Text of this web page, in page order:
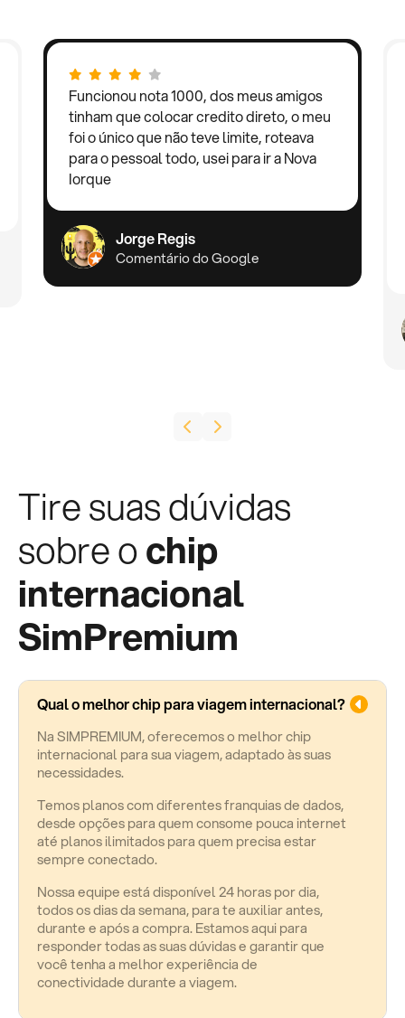
Funcionou nota 1000, dos meus amigos
tinham que colocar credito direto, o meu
foi o único que não teve limite, roteava
para o pessoal todo, usei para ir a Nova
Iorque
Jorge Regis
Comentário do Google
Tire suas dúvidas
sobre ochip
internacional
SimPremium
Qual o melhor chip para viagem internacional?
Na SIMPREMIUM, oferecemos o melhor chip
internacional para sua viagem, adaptado às suas
necessidades.
Temos planos com diferentes franquias de dados,
desde opções para quem consome pouca internet
até planos ilimitados para quem precisa estar
sempre conectado.
Nossa equipe está disponível 24 horas por dia,
todos os dias da semana, para te auxiliar antes,
durante e após a compra. Estamos aqui para
responder todas as suas dúvidas e garantir que
você tenha a melhor experiência de
conectividade durante a viagem.